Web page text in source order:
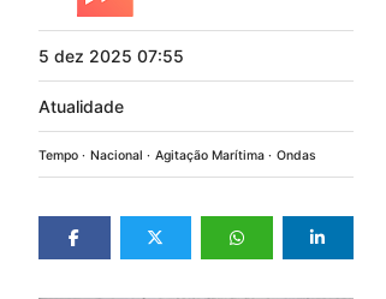
5 dez 2025 07:55
Atualidade
Tempo Nacional Agitação Marítima Ondas